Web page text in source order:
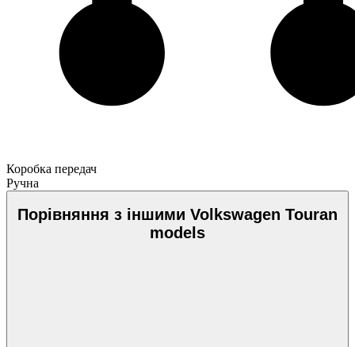
Коробка передач
Ручна
Порівняння з іншими Volkswagen Touran
models